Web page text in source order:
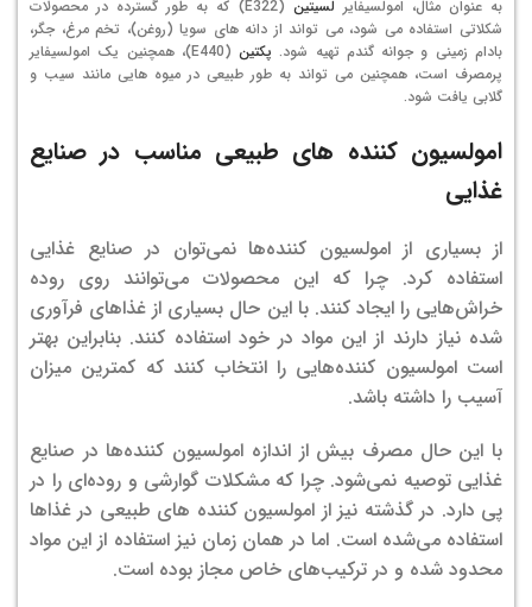
به عنوان مثال، امولسیفایر لسیتین
(E322) که به طور گسترده در محصولات
شکلاتی استفاده می شود، می تواند از دانه های سویا (روغن)، تخم مرغ، جگر،
بادام زمینی و جوانه گندم تهیه شود. پکتین
(E440)، همچنین یک امولسیفایر
پرمصرف است، همچنین می تواند به طور طبیعی در میوه هایی مانند سیب و
گلابی یافت شود.
امولسیون کننده‌ های طبیعی مناسب در صنایع
غذایی
از بسیاری از امولسیون کننده‌ها نمی‌توان در صنایع غذایی
استفاده کرد. چرا که این محصولات می‌توانند روی روده
خراش‌هایی را ایجاد کنند. با این حال بسیاری از غذاهای فرآوری
شده نیاز دارند از این مواد در خود استفاده کنند. بنابراین بهتر
است امولسیون کننده‌هایی را انتخاب کنند که کمترین میزان
آسیب را داشته باشد.
با این حال مصرف بیش از اندازه امولسیون کننده‌ها در صنایع
غذایی توصیه نمی‌شود. چرا که مشکلات گوارشی و روده‌‌ای را در
پی دارد. در گذشته نیز از امولسیون کننده‌ های طبیعی در غذاها
استفاده می‌شده است. اما در همان زمان نیز استفاده از این مواد
محدود شده و در ترکیب‌های خاص مجاز بوده است.